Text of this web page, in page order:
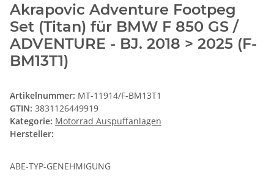
Akrapovic Adventure Footpeg
Set (Titan) für BMW F 850 GS /
ADVENTURE - BJ. 2018 > 2025 (F-
BM13T1)
Artikelnummer: MT-11914/F-BM13T1
GTIN: 3831126449919
Kategorie: Motorrad Auspuffanlagen
Hersteller:
ABE-TYP-GENEHMIGUNG